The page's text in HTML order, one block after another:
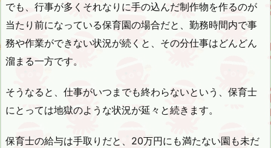
でも、行事が多くそれなりに手の込んだ制作物を作るのが
当たり前になっている保育園の場合だと、勤務時間内で事
務や作業ができない状況が続くと、その分仕事はどんどん
溜まる一方です。
そうなると、仕事がいつまでも終わらないという、保育士
にとっては地獄のような状況が延々と続きます。
保育士の給与は手取りだと、20万円にも満たない園も未だ